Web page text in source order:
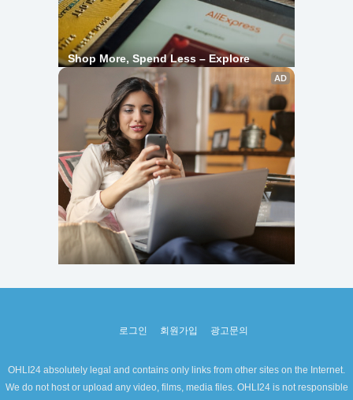
로그인 회원가입 광고문의
OHLI24 absolutely legal and contains only links from other sites on the Internet.
We do not host or upload any video, films, media files. OHLI24 is not responsible